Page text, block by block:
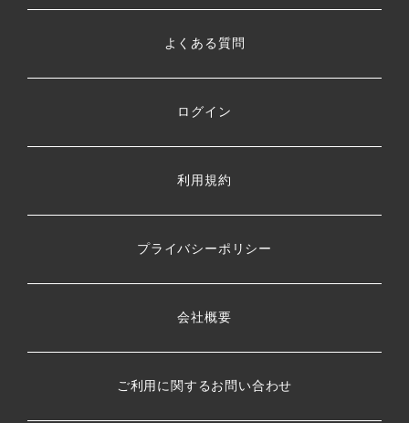
よくある質問
ログイン
利用規約
プライバシーポリシー
会社概要
ご利用に関するお問い合わせ